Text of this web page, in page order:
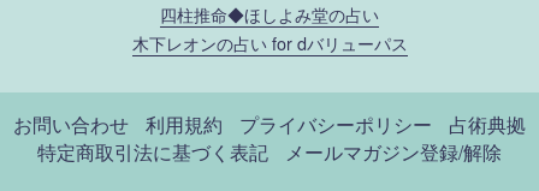
四柱推命◆ほしよみ堂の占い
木下レオンの占い for dバリューパス
お問い合わせ 利用規約 プライバシーポリシー
占術典拠
特定商取引法に基づく表記
メールマガジン登録/解除